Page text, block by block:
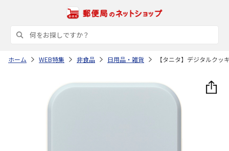
ホーム WEB特集 非食品 日用品・雑貨 【タニタ】デジタルク